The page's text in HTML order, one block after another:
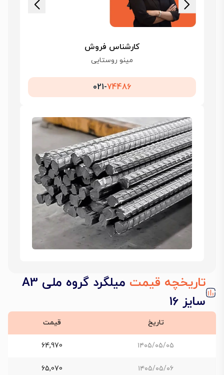
کارشناس فروش
مینو روستایی
021-74486
تاریخچه قیمت
میلگرد گروه ملی A3
سایز 16
تاریخ قیمت
۱۴۰۵/۰۵/۰۵ 64,970
۱۴۰۵/۰۵/۰۶ 65,070